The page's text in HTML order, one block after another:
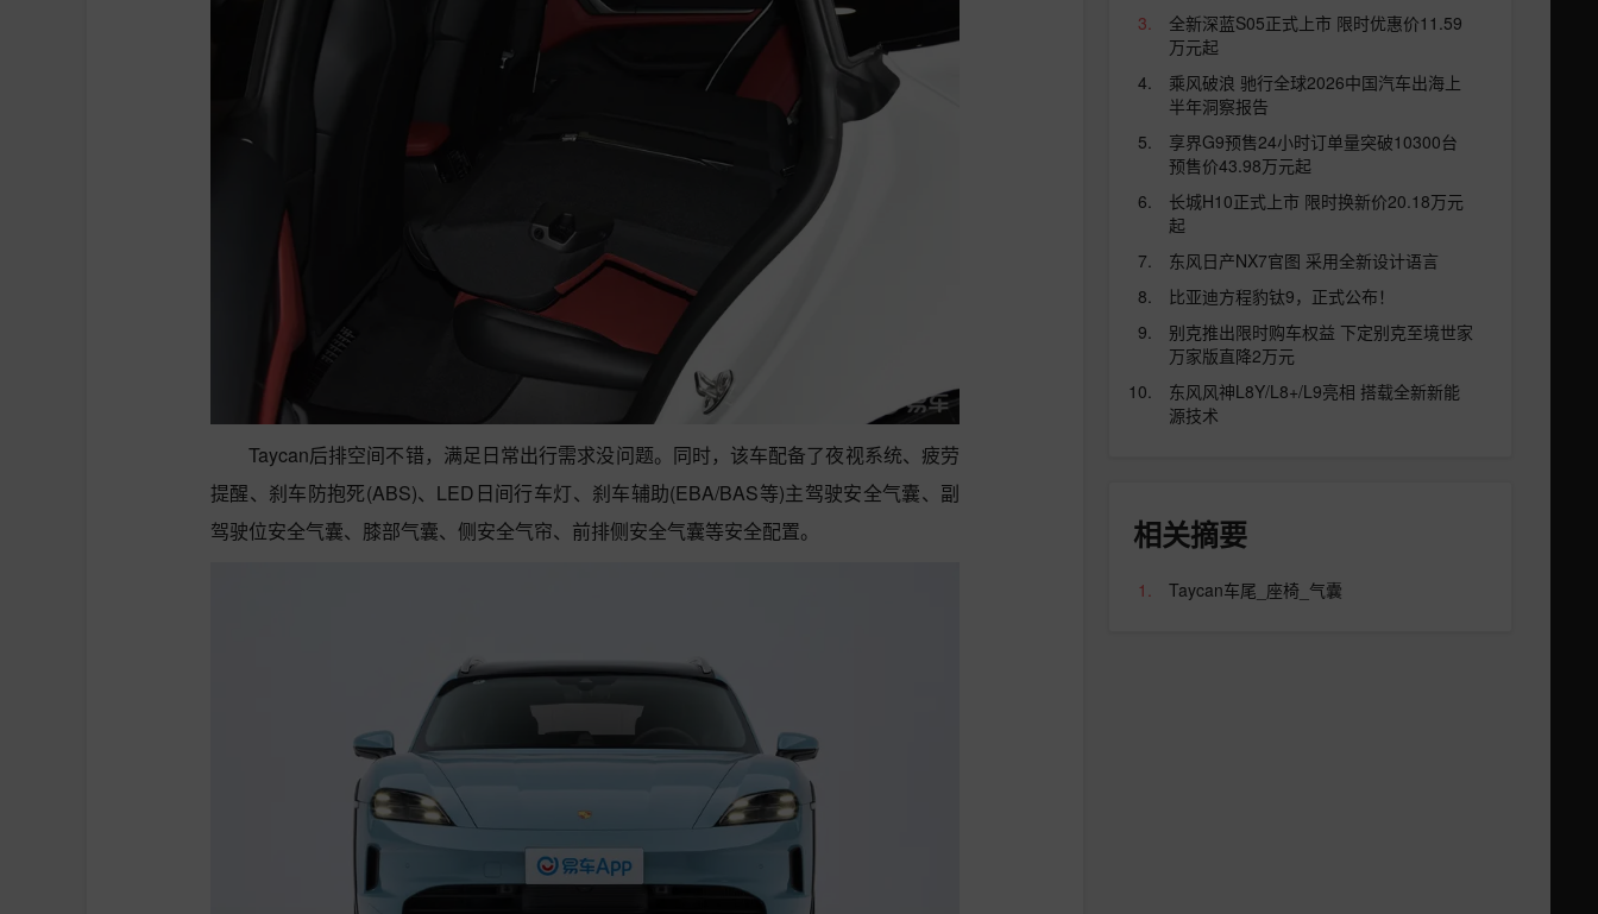
Taycan后排空间不错，满足日常出行需求没问题。同时，该车配备了夜视系统、疲劳
提醒、刹车防抱死(ABS)、LED日间行车灯、刹车辅助(EBA/BAS等)主驾驶安全气囊、副
驾驶位安全气囊、膝部气囊、侧安全气帘、前排侧安全气囊等安全配置。
全新深蓝S05正式上市 限时优惠价11.59
万元起
乘风破浪 驰行全球2026中国汽车出海上
半年洞察报告
享界G9预售24小时订单量突破10300台
预售价43.98万元起
长城H10正式上市 限时换新价20.18万元
起
东风日产NX7官图 采用全新设计语言
比亚迪方程豹钛9，正式公布！
别克推出限时购车权益 下定别克至境世家
万家版直降2万元
东风风神L8Y/L8+/L9亮相 搭载全新新能
源技术
相关摘要
Taycan车尾_座椅_气囊